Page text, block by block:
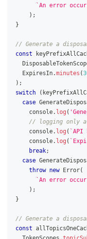
`An error
) ;
}
// Generate a
const
ExpiresIn.minutes (
) ;
switch
(
case
console. log (
// logging only
console. log ( `
console. log ( `
break;
case
throw new Error(
`An error
) ;
}
// Generate a
const